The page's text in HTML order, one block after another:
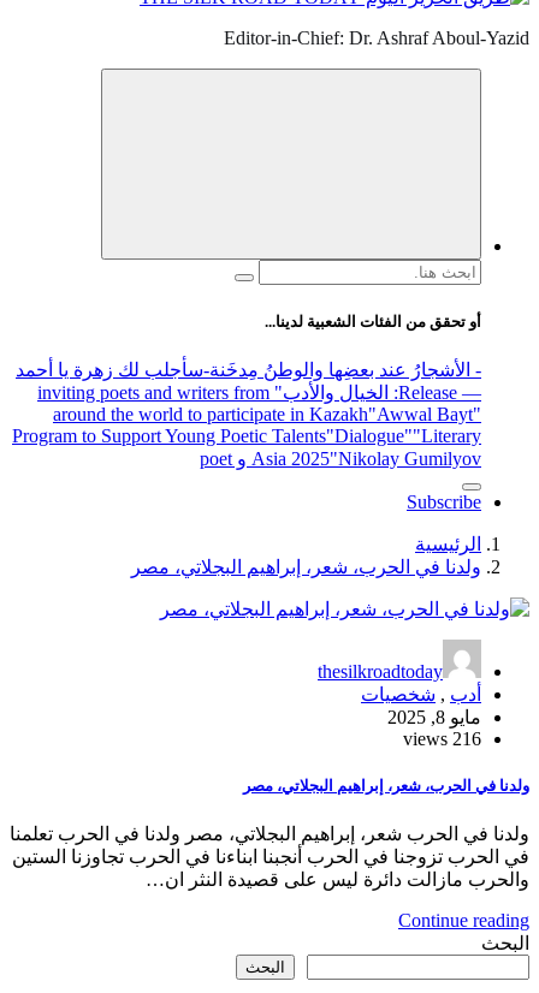
Editor-in-Chief: Dr. Ashraf Aboul-Yazid
البحث
أو تحقق من الفئات الشعبية لدينا...
- الأشجارُ عند بعضِها والوطنُ مِدخَنة-سأجلب لك زهرة يا أحمد
— Release
: الخيال والأدب
" inviting poets and writers from
around the world to participate in Kazakh"Awwal Bayt"
Program to Support Young Poetic Talents"Dialogue""Literary
Asia 2025"Nikolay Gumilyov و poet
Subscribe
الرئيسية
ولدنا في الحرب، شعر، إبراهيم البجلاتي، مصر
thesilkroadtoday
أدب , شخصيات
مايو 8, 2025
216 views
ولدنا في الحرب، شعر، إبراهيم البجلاتي، مصر
ولدنا في الحرب شعر، إبراهيم البجلاتي، مصر ولدنا في الحرب تعلمنا
في الحرب تزوجنا في الحرب أنجبنا ابناءنا في الحرب تجاوزنا الستين
والحرب مازالت دائرة ليس على قصيدة النثر ان…
Continue reading
البحث
البحث